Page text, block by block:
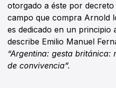
otorgado a éste por decreto
campo que compra Arnold
es dedicado en un principio
describe Emilio Manuel
“Argentina: gesta
de convivencia”.